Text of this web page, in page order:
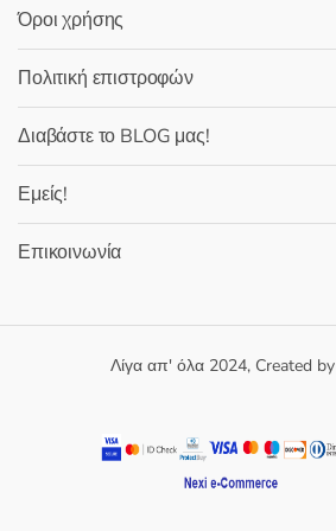
Όροι χρήσης
Πολιτική επιστροφών
Διαβάστε το BLOG μας!
Εμείς!
Επικοινωνία
Λίγα απ' όλα 2024, Created by